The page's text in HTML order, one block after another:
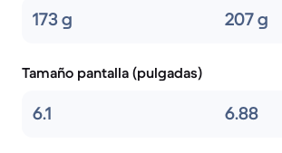
173 g 207 g
Tamaño pantalla (pulgadas)
6.1 6.88